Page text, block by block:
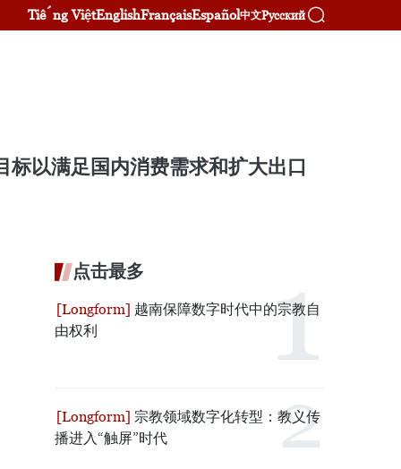
Tiếng ViệtEnglishFrançaisEspañol中文Русский
以满足国内消费需求和扩大出口
点击最多
越南保障数字时代中的宗教自
由权利
宗教领域数字化转型：教义传
播进入“触屏”时代